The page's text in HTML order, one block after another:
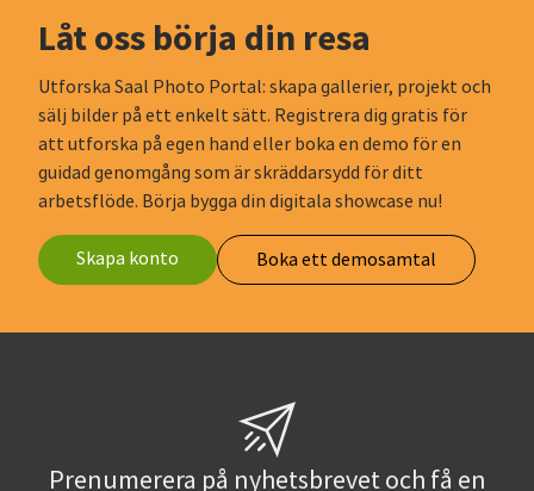
Låt oss börja din resa
Utforska Saal Photo Portal: skapa gallerier, projekt och
sälj bilder på ett enkelt sätt. Registrera dig gratis för
att utforska på egen hand eller boka en demo för en
guidad genomgång som är skräddarsydd för ditt
arbetsflöde. Börja bygga din digitala showcase nu!
Skapa konto Boka ett demosamtal
Prenumerera på nyhetsbrevet och få en